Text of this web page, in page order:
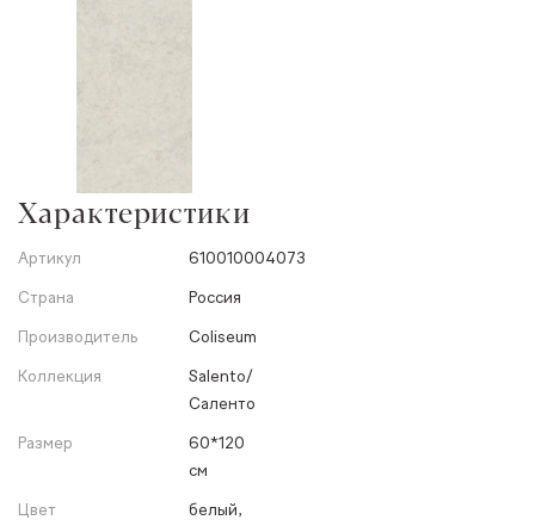
Характеристики
Артикул
610010004073
Страна
Россия
Производитель
Coliseum
Коллекция
Salento/
Саленто
Размер
60*120
см
Цвет
белый,